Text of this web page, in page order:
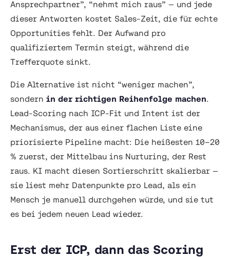
Ansprechpartner”, “nehmt mich raus” — und jede
dieser Antworten kostet Sales-Zeit, die für echte
Opportunities fehlt. Der Aufwand pro
qualifiziertem Termin steigt, während die
Trefferquote sinkt.
Die Alternative ist nicht “weniger machen”,
sondern in der richtigen Reihenfolge machen.
Lead-Scoring nach ICP-Fit und Intent ist der
Mechanismus, der aus einer flachen Liste eine
priorisierte Pipeline macht: Die heißesten 10–20
% zuerst, der Mittelbau ins Nurturing, der Rest
raus. KI macht diesen Sortierschritt skalierbar —
sie liest mehr Datenpunkte pro Lead, als ein
Mensch je manuell durchgehen würde, und sie tut
es bei jedem neuen Lead wieder.
Erst der ICP, dann das Scoring